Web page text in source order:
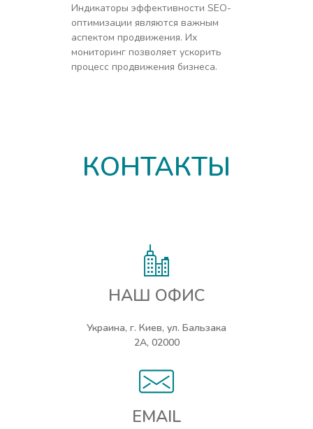
Индикаторы эффективности SEO-
оптимизации являются важным
аспектом продвижения. Их
мониторинг позволяет ускорить
процесс продвижения бизнеса.
КОНТАКТЫ
НАШ ОФИС
Украина, г. Киев, ул. Бальзака
2А, 02000
EMAIL